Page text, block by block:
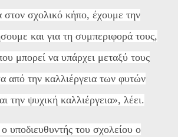
στον σχολικό κήπο, έχουμε την
και για τη συμπεριφορά τους,
μπορεί να υπάρχει μεταξύ τους
από την καλλιέργεια των φυτών
την ψυχική καλλιέργεια», λέει.
υποδιευθυντής του σχολείου ο